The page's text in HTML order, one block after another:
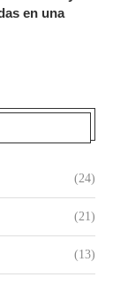
en una
(24)
(21)
(13)